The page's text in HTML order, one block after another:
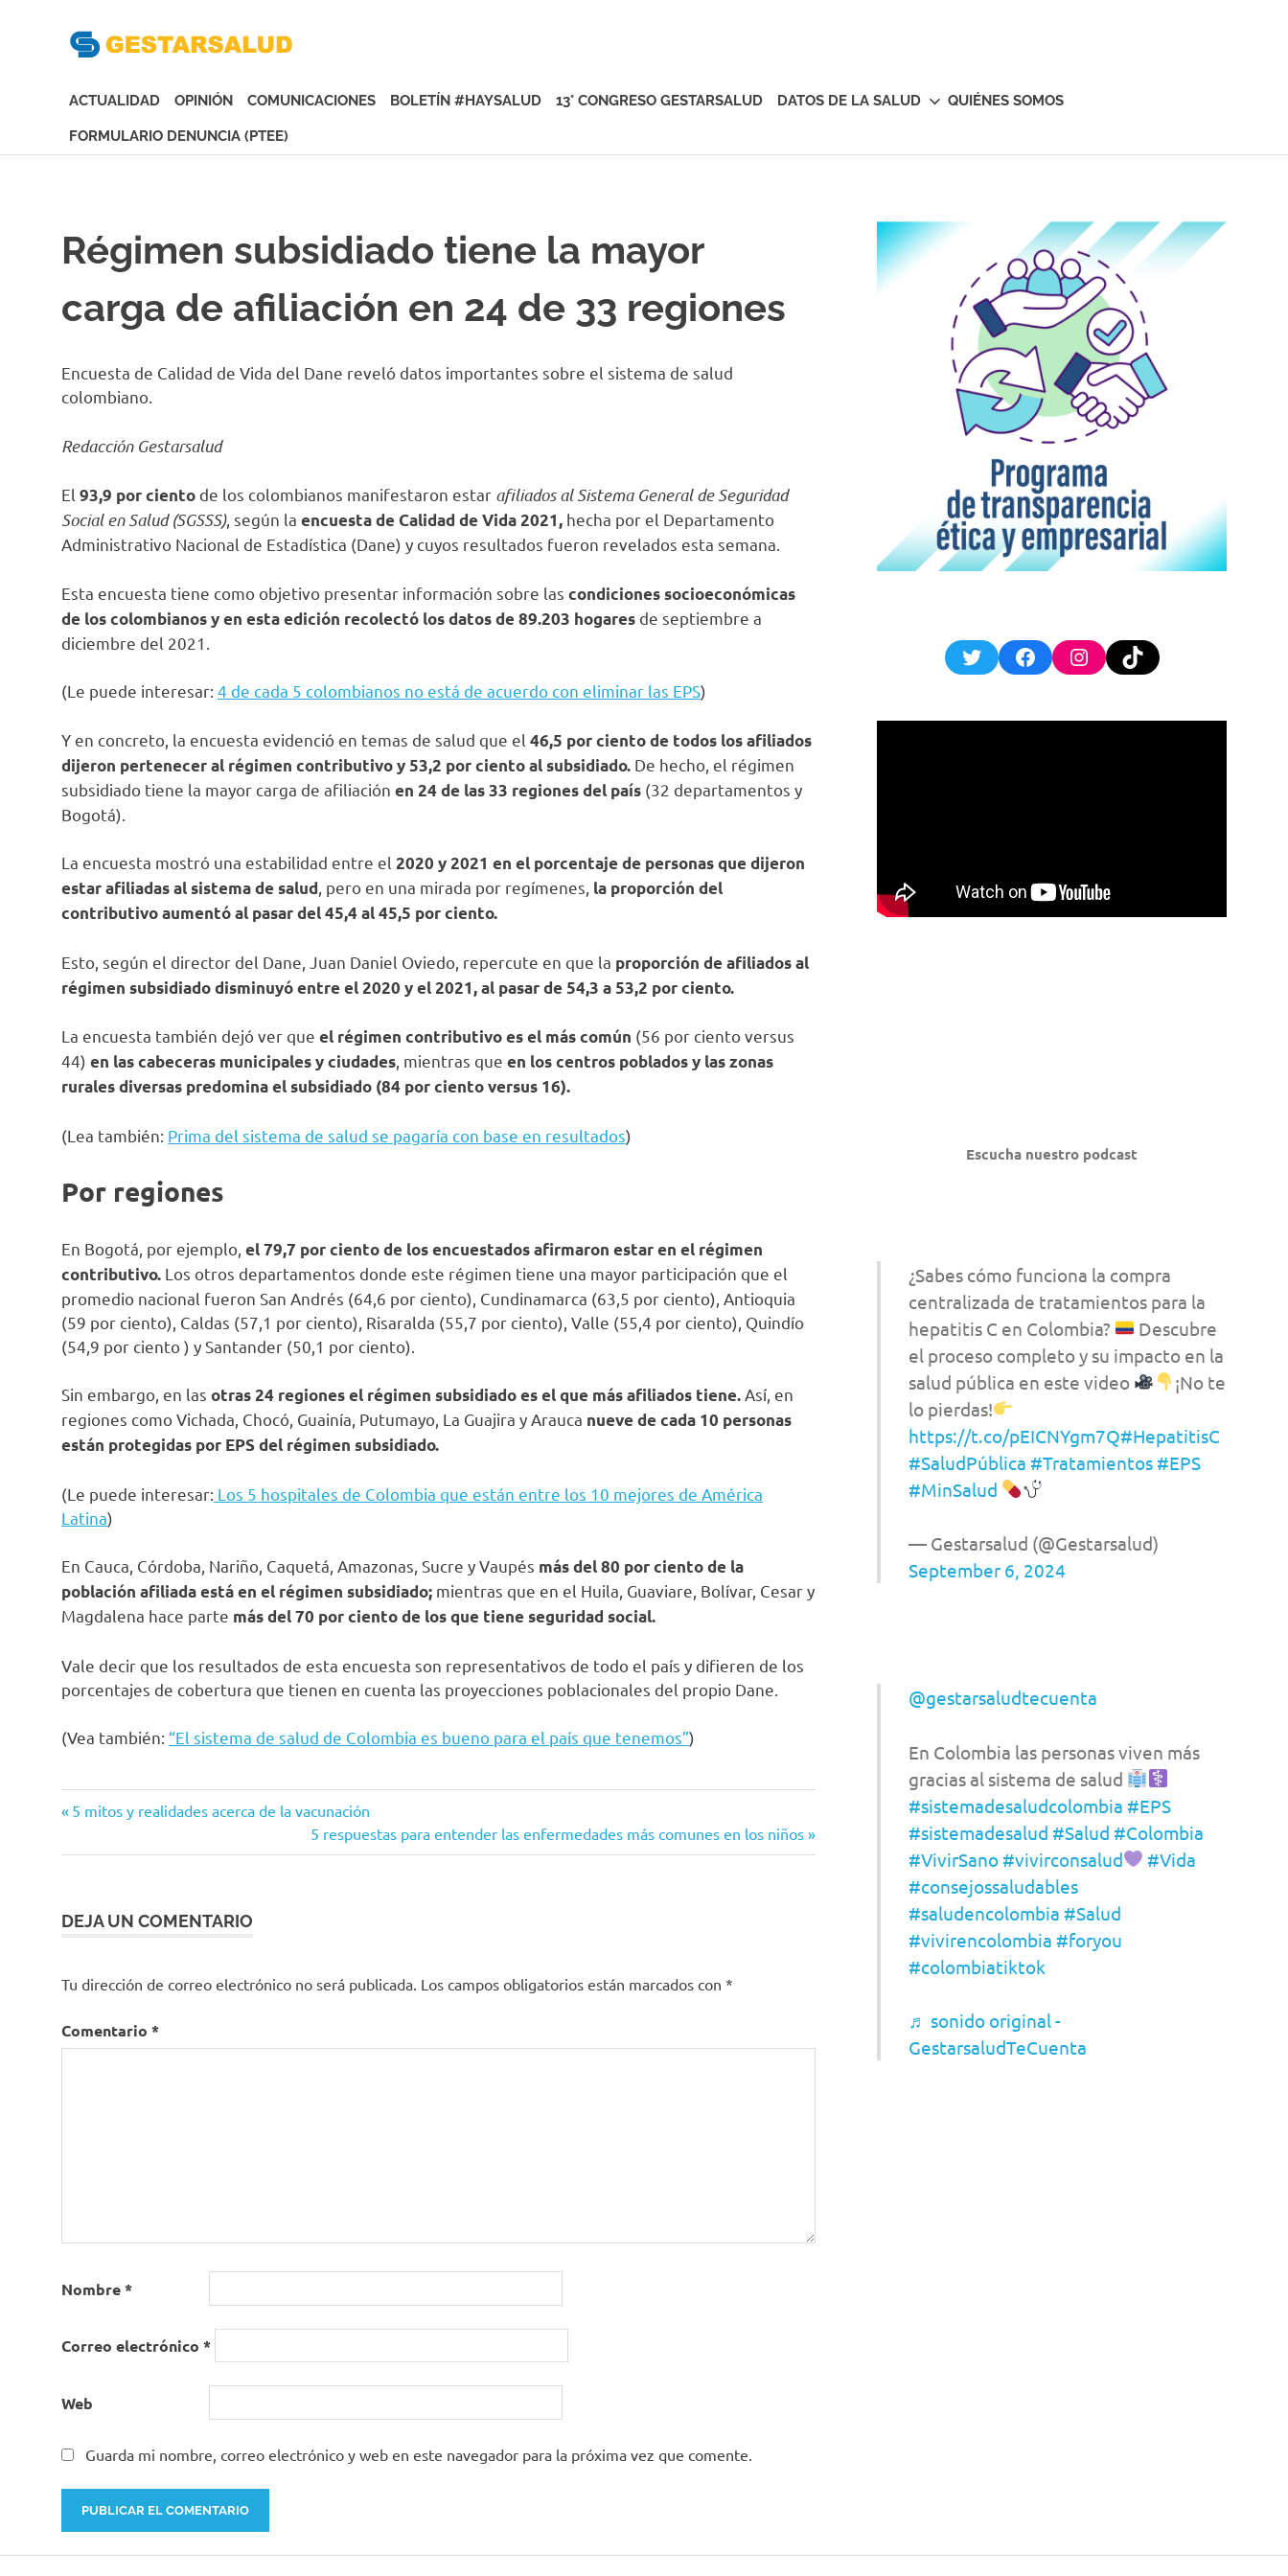
de
Gestoras
del
Salud
ACTUALIDAD OPINIÓN COMUNICACIONES BOLETÍN #HAYSALUD 13° CONGRESO GESTARSALUD DATOS DE LA SALUD QUIÉNES SOMOS
FORMULARIO DENUNCIA (PTEE)
Régimen subsidiado tiene la mayor
carga de afiliación en 24 de 33 regiones
Encuesta de Calidad de Vida del Dane reveló datos importantes sobre el sistema de salud
colombiano.
Redacción Gestarsalud
El 93,9 por ciento de los colombianos manifestaron estar afiliados al Sistema General de Seguridad
Social en Salud (SGSSS), según la encuesta de Calidad de Vida 2021, hecha por el Departamento
Administrativo Nacional de Estadística (Dane) y cuyos resultados fueron revelados esta semana.
Esta encuesta tiene como objetivo presentar información sobre las condiciones socioeconómicas
de los colombianos y en esta edición recolectó los datos de 89.203 hogares de septiembre a
diciembre del 2021.
(Le puede interesar: 4 de cada 5 colombianos no está de acuerdo con eliminar las EPS)
Y en concreto, la encuesta evidenció en temas de salud que el 46,5 por ciento de todos los afiliados
dijeron pertenecer al régimen contributivo y 53,2 por ciento al subsidiado. De hecho, el régimen
subsidiado tiene la mayor carga de afiliación en 24 de las 33 regiones del país (32 departamentos y
Bogotá).
La encuesta mostró una estabilidad entre el 2020 y 2021 en el porcentaje de personas que dijeron
estar afiliadas al sistema de salud, pero en una mirada por regímenes, la proporción del
contributivo aumentó al pasar del 45,4 al 45,5 por ciento.
Esto, según el director del Dane, Juan Daniel Oviedo, repercute en que la proporción de afiliados al
régimen subsidiado disminuyó entre el 2020 y el 2021, al pasar de 54,3 a 53,2 por ciento.
La encuesta también dejó ver que el régimen contributivo es el más común (56 por ciento versus
44) en las cabeceras municipales y ciudades, mientras que en los centros poblados y las zonas
rurales diversas predomina el subsidiado (84 por ciento versus 16).
(Lea también: Prima del sistema de salud se pagaría con base en resultados)
Por regiones
En Bogotá, por ejemplo, el 79,7 por ciento de los encuestados afirmaron estar en el régimen
contributivo. Los otros departamentos donde este régimen tiene una mayor participación que el
promedio nacional fueron San Andrés (64,6 por ciento), Cundinamarca (63,5 por ciento), Antioquia
(59 por ciento), Caldas (57,1 por ciento), Risaralda (55,7 por ciento), Valle (55,4 por ciento), Quindío
(54,9 por ciento ) y Santander (50,1 por ciento).
Sin embargo, en las otras 24 regiones el régimen subsidiado es el que más afiliados tiene.Así, en
regiones como Vichada, Chocó, Guainía, Putumayo, La Guajira y Arauca nueve de cada 10 personas
están protegidas por EPS del régimen subsidiado.
(Le puede interesar: Los 5 hospitales de Colombia que están entre los 10 mejores de América
Latina)
En Cauca, Córdoba, Nariño, Caquetá, Amazonas, Sucre y Vaupés más del 80 por ciento de la
población afiliada está en el régimen subsidiado; mientras que en el Huila, Guaviare, Bolívar, Cesar y
Magdalena hace parte más del 70 por ciento de los que tiene seguridad social.
Vale decir que los resultados de esta encuesta son representativos de todo el país y difieren de los
porcentajes de cobertura que tienen en cuenta las proyecciones poblacionales del propio Dane.
(Vea también: “El sistema de salud de Colombia es bueno para el país que tenemos”)
encuesta
de Vida
Contributivo
subsidiado
Navegación
de
Entrada
5 mitos y realidades acerca de la vacunación
Siguiente
entrada:
5 respuestas para entender las enfermedades más comunes en los niños
DEJA UN COMENTARIO
Tu dirección de correo electrónico no será publicada. Los campos obligatorios están marcados con *
Comentario *
Nombre*
Correo electrónico *
Web
Guarda mi nombre, correo electrónico y web en este navegador para la próxima vez que comente.
TwitterFacebookInstagram
TikTok
Escucha nuestro podcast
¿Sabes cómo funciona la compra
centralizada de tratamientos para la
hepatitis C en Colombia?
Descubre
el proceso completo y su impacto en la
salud pública en este video
¡No te
lo pierdas!
https://t.co/pEICNYgm7Q#HepatitisC
#SaludPública #Tratamientos #EPS
#MinSalud
— Gestarsalud (@Gestarsalud)
September 6, 2024
@gestarsaludtecuenta
En Colombia las personas viven más
gracias al sistema de salud
#sistemadesaludcolombia #EPS
#sistemadesalud #Salud #Colombia
#VivirSano #vivirconsalud
#Vida
#consejossaludables
#saludencolombia #Salud
#vivirencolombia #foryou
#colombiatiktok
♬ sonido original -
GestarsaludTeCuenta